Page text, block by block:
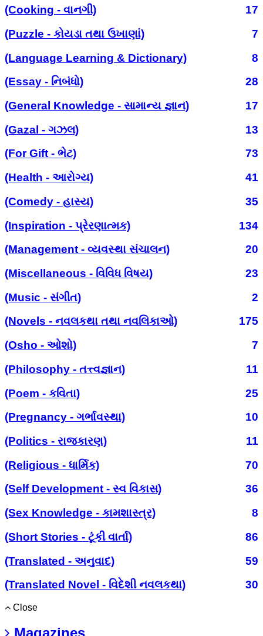
(Cooking - વાનગી)
17
(Puzzle - કોયડા તથા ઉખાણાં)
7
(Language Learning & Dictionary)
8
(Essay - નિબંધો)
28
(General Knowledge - સામાન્ય જ્ઞાન)
17
(Gazal - ગઝલ)
13
(For Gift - ભેટ)
73
(Health - આરોગ્ય)
41
(Comedy - હાસ્ય)
35
(Inspiration - પ્રેરણાત્મક)
134
(Management - વ્યવસ્થા સંચાલન)
20
(Miscellaneous - વિવિધ વિષય)
23
(Music - સંગીત)
2
(Novels - નવલકથા તથા નવલિકાઓ)
175
(Osho - ઓશો)
7
(Philosophy - તત્ત્વજ્ઞાન)
11
(Poem - કવિતા)
25
(Pregnancy - ગર્ભાવસ્થા)
10
(Politics - રાજકારણ)
11
(Religious - ધાર્મિક)
70
(Self Development - સ્વ વિકાસ)
36
(Sex Knowledge - કામશાસ્ત્ર)
8
(Short Stories - ટૂંકી વાર્તા)
86
(Translated - અનુવાદ)
59
(Translated Novel - વિદેશી નવલકથા)
30
Close
Magazines